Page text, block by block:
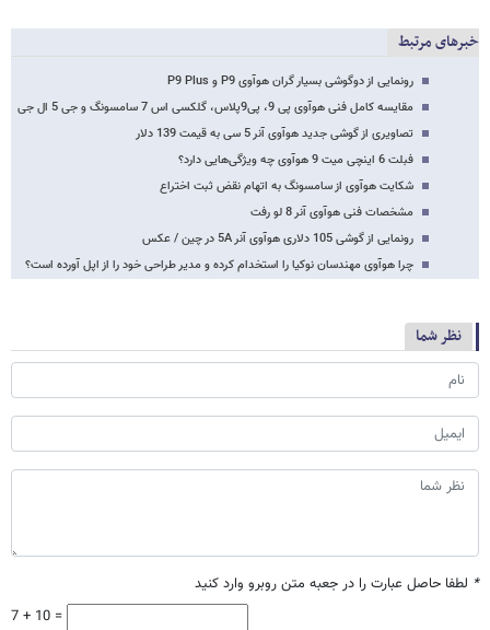
خبرهای مرتبط
رونمایی از دوگوشی بسیار گران هوآوی P9 و P9 Plus
مقایسه کامل فنی هوآوی پی 9، پی9پلاس، گلکسی اس 7 سامسونگ و جی 5 ال جی
تصاویری از گوشی جدید هوآوی آنر 5 سی به قیمت 139 دلار
فبلت 6 اینچی میت 9 هوآوی چه ویژگی‌هایی دارد؟
شکایت هوآوی از سامسونگ به اتهام نقض ثبت اختراع
مشخصات فنی هوآوی آنر 8 لو رفت
رونمایی از گوشی 105 دلاری هوآوی آنر 5A در چین / عکس
چرا هوآوی مهندسان نوکیا را استخدام کرده و مدیر طراحی خود را از اپل آورده است؟
نظر شما
* لطفا حاصل عبارت را در جعبه متن روبرو وارد کنید
7 + 10 =